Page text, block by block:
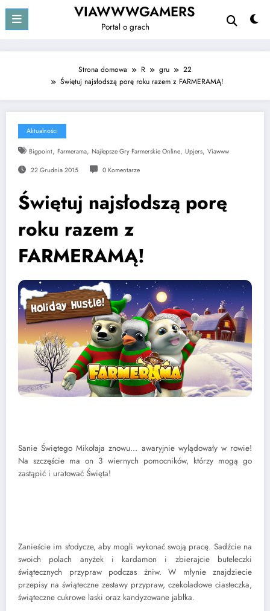
treści
VIAWWWGAMERS
Portal o grach
Strona domowa R gru
22
Świętuj najsłodszą porę roku razem z FARMERAMĄ!
Aktualności
Bigpoint, Farmerama, Najlepsze Gry Farmerskie Online, Upjers, Viawww
22 Grudnia 2015 0 Komentarze
Świętuj najsłodszą porę
roku razem z
FARMERAMĄ!
Sanie Świętego Mikołaja znowu… awaryjnie wylądowały w rowie!
Na szczęście ma on 3 wiernych pomocników, którzy mogą go
zastąpić i uratować Święta!
Zanieście im słodycze, aby mogli wykonać swoją pracę. Sadźcie na
swoich polach anyżek i kardamon i zbierajcie buteleczki
świątecznych przypraw podczas żniw. W młynie znajdziecie
przepisy na świąteczne zestawy przypraw, czekoladowe ciasteczka,
świąteczne cukrowe laski oraz kandyzowane jabłka.